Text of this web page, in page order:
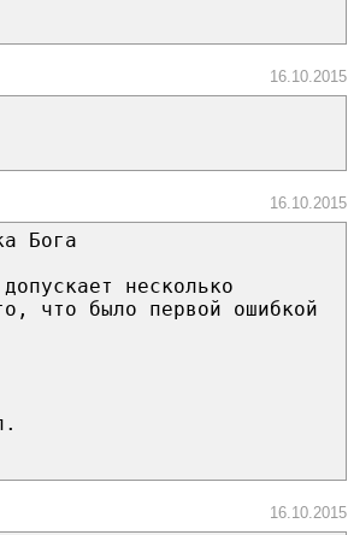
16.10.2015
16.10.2015
Бога
несколько
что было первой ошибкой
16.10.2015